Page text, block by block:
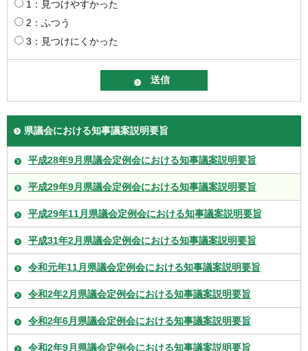
1：見つけやすかった
2：ふつう
3：見つけにくかった
県議会における知事議案説明要旨
平成28年9月県議会定例会における知事議案説明要旨
平成29年9月県議会定例会における知事議案説明要旨
平成29年11月県議会定例会における知事議案説明要旨
平成31年2月県議会定例会における知事議案説明要旨
令和元年11月県議会定例会における知事議案説明要旨
令和2年2月県議会定例会における知事議案説明要旨
令和2年6月県議会定例会における知事議案説明要旨
令和2年9月県議会定例会における知事議案説明要旨